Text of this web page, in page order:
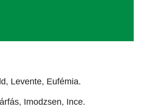
Levente, Eufémia.
Imodzsen, Ince.